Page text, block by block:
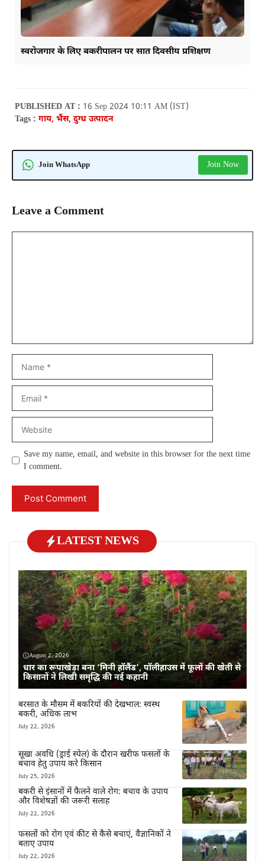
स्वरोजगार के लिए बकरीपालन पर सात दिवसीय प्रशिक्षण
PUBLISHED AT : 16 Sep 2024 10:11 AM (IST)
Tags : गाय, भैंस, दुग्ध उत्पादन
Join WhatsApp Join Now
Leave a Comment
Save my name, email, and website in this browser for the next time
I comment.
LATEST NEWS
August 2, 2026
धार का रूपाखेड़ा बना ‘मिनी हॉलैंड’, पॉलीहाउस में फूलों की खेती से
किसानों ने लिखी समृद्धि की नई कहानी
बरसात के मौसम में बकरियों की देखभाल: स्वस्थ
बकरी, अधिक लाभ
July 22, 2026
सूखा अवधि (ड्राई स्पेल) के दौरान खरीफ फसलों के
बचाव हेतु उपाय करे किसान
July 25, 2026
बकरी से इंसानों में फैलने वाले रोग: बचाव के उपाय
और विशेषज्ञों की जरूरी सलाह
July 22, 2026
फसलों को रोग एवं कीट से कैसे बचाएं, वैज्ञानिकों ने
बताए उपाय
July 22, 2026